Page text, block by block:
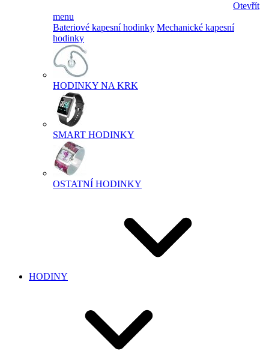
Otevřít
menu
Bateriové kapesní hodinky Mechanické kapesní
hodinky
HODINKY NA KRK
SMART HODINKY
OSTATNÍ HODINKY
HODINY